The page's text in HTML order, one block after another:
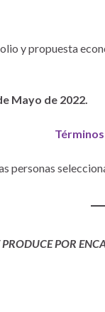
y propuesta
Mayo de 2022.
personas
PRODUCE POR